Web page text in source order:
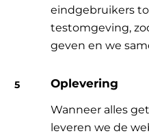
eindgebruikers
testomgeving,
geven en we
Oplevering
Wanneer alles
leveren we de